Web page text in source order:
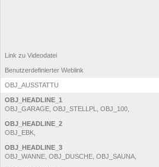
Link zu Videodatei
Benutzerdefinierter Weblink
OBJ_AUSSTATTU
OBJ_HEADLINE_1
OBJ_GARAGE, OBJ_STELLPL, OBJ_100,
OBJ_HEADLINE_2
OBJ_EBK,
OBJ_HEADLINE_3
OBJ_WANNE, OBJ_DUSCHE, OBJ_SAUNA,